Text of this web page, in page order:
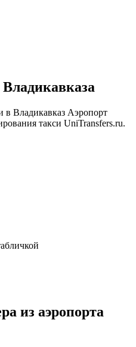
в Владикавказ Аэропорт
такси UniTransfers.ru.
из аэропорта